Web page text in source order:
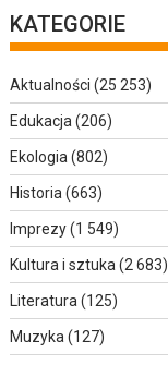
KATEGORIE
Aktualności (25 253)
Edukacja(206)
Ekologia(802)
Historia(663)
Imprezy(1 549)
Kultura i sztuka(2 683)
Literatura(125)
Muzyka(127)